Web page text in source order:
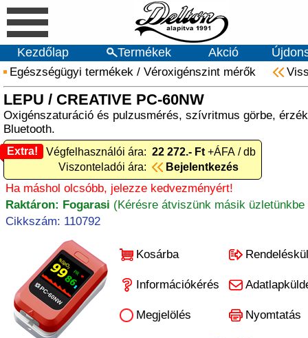
Kezdőlap Termékek Akció
Egészségügyi termékek / Véroxigénszint mérők
LEPU / CREATIVE PC-60NW
Oxigénszaturáció és pulzusmérés, szívritmus görbe,
Bluetooth.
Extra!
Extra! Végfelhasználói ára: 22 272.- Ft +ÁFA / db
Viszonteladói ára:
Bejelentkezés
Ha máshol olcsóbb, jelezze kedvezményért!
Raktáron: Fogarasi (Kérésre átviszünk másik üzletünkbe
Cikkszám: 110792
Kosárba
Információkérés
Megjelölés Nyomtatás